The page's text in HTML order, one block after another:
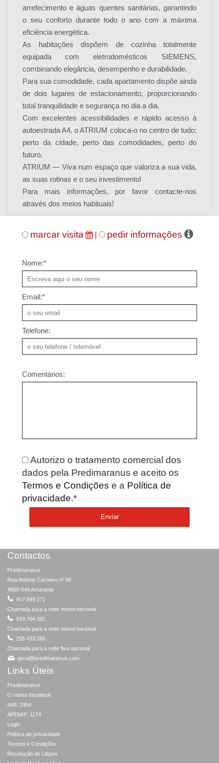
arrefecimento e águas quentes sanitárias, garantindo
o seu conforto durante todo o ano com a máxima
eficiência energética.
As habitações dispõem de cozinha totalmente
equipada com eletrodomésticos SIEMENS,
combinando elegância, desempenho e durabilidade.
Para sua comodidade, cada apartamento dispõe ainda
de dois lugares de estacionamento, proporcionando
total tranquilidade e segurança no dia a dia.
Com excelentes acessibilidades e rápido acesso à
autoestrada A4, o ATRIUM coloca-o no centro de tudo:
perto da cidade, perto das comodidades, perto do
futuro.
ATRIUM — Viva num espaço que valoriza a sua vida,
as suas rotinas e o seu investimento!
Para mais informações, por favor contacte-nos
através dos meios habituais!
marcar visita pedir informações
Nome:*
Email:*
Telefone:
Comentários:
Autorizo o tratamento comercial dos
dados pela Predimaranus e aceito os
Termos e Condições e a Política de
privacidade.*
Contactos
Predimaranus
Rua António Carneiro nº 68
4600-049 Amarante
917 849 271
Chamada para a rede móvel nacional
919 704 397
Chamada para a rede móvel nacional
255 433 265
Chamada para a rede fixa nacional
geral@predimaranus.com
Links Úteis
Predimaranus
O nosso facebook
AMI: 2954
APEMIP: 1174
Login
Política de privacidade
Termos e Condições
Resolução de Litigios